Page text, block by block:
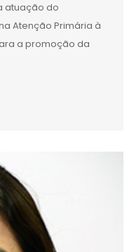
atuação do
Atenção Primária à
a promoção da